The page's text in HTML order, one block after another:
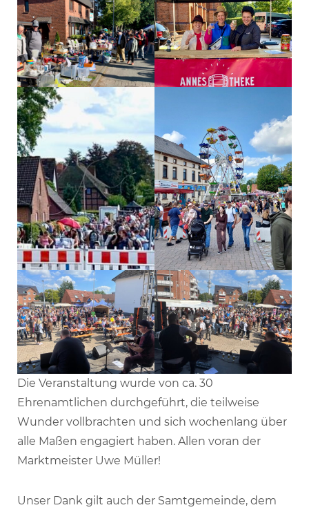
Die Veranstaltung wurde von ca. 30
Ehrenamtlichen durchgeführt, die teilweise
Wunder vollbrachten und sich wochenlang über
alle Maßen engagiert haben. Allen voran der
Marktmeister Uwe Müller!
Unser Dank gilt auch der Samtgemeinde, dem